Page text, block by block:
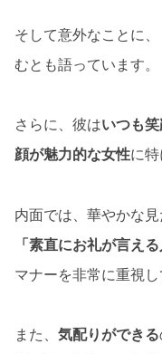
そして意外なことに、
むとも語っています。
さらに、彼はいつも
顔が魅力的な女性に
内面では、華やかな見
「素直にお礼が言える
マナーを非常に重視し
また、 気配りができる